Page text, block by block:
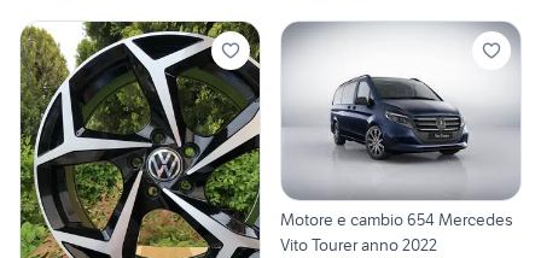
Motore e cambio 654 Mercedes
Vito Tourer anno 2022